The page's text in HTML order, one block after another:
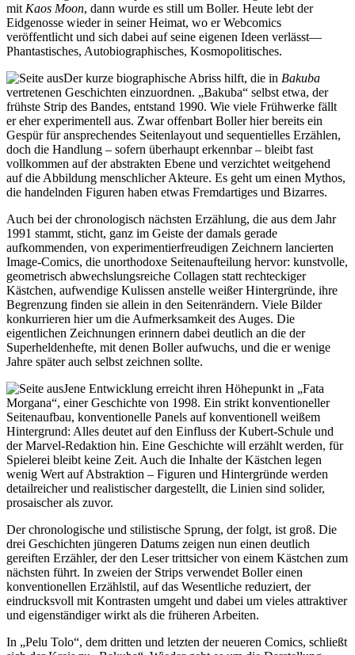
mit Kaos Moon, dann wurde es still um Boller. Heute lebt der
Eidgenosse wieder in seiner Heimat, wo er Webcomics
veröffentlicht und sich dabei auf seine eigenen Ideen verlässt—
Phantastisches, Autobiographisches, Kosmopolitisches.
Der kurze biographische Abriss hilft, die in Bakuba
vertretenen Geschichten einzuordnen. „Bakuba“ selbst etwa, der
frühste Strip des Bandes, entstand 1990. Wie viele Frühwerke fällt
er eher experimentell aus. Zwar offenbart Boller hier bereits ein
Gespür für ansprechendes Seitenlayout und sequentielles Erzählen,
doch die Handlung – sofern überhaupt erkennbar – bleibt fast
vollkommen auf der abstrakten Ebene und verzichtet weitgehend
auf die Abbildung menschlicher Akteure. Es geht um einen Mythos,
die handelnden Figuren haben etwas Fremdartiges und Bizarres.
Auch bei der chronologisch nächsten Erzählung, die aus dem Jahr
1991 stammt, sticht, ganz im Geiste der damals gerade
aufkommenden, von experimentierfreudigen Zeichnern lancierten
Image-Comics, die unorthodoxe Seitenaufteilung hervor: kunstvolle,
geometrisch abwechslungsreiche Collagen statt rechteckiger
Kästchen, aufwendige Kulissen anstelle weißer Hintergründe, ihre
Begrenzung finden sie allein in den Seitenrändern. Viele Bilder
konkurrieren hier um die Aufmerksamkeit des Auges. Die
eigentlichen Zeichnungen erinnern dabei deutlich an die der
Superheldenhefte, mit denen Boller aufwuchs, und die er wenige
Jahre später auch selbst zeichnen sollte.
Jene Entwicklung erreicht ihren Höhepunkt in „Fata
Morgana“, einer Geschichte von 1998. Ein strikt konventioneller
Seitenaufbau, konventionelle Panels auf konventionell weißem
Hintergrund: Alles deutet auf den Einfluss der Kubert-Schule und
der Marvel-Redaktion hin. Eine Geschichte will erzählt werden, für
Spielerei bleibt keine Zeit. Auch die Inhalte der Kästchen legen
wenig Wert auf Abstraktion – Figuren und Hintergründe werden
detailreicher und realistischer dargestellt, die Linien sind solider,
prosaischer als zuvor.
Der chronologische und stilistische Sprung, der folgt, ist groß. Die
drei Geschichten jüngeren Datums zeigen nun einen deutlich
gereiften Erzähler, der den Leser trittsicher von einem Kästchen zum
nächsten führt. In zweien der Strips verwendet Boller einen
konventionellen Erzählstil, auf das Wesentliche reduziert, der
eindrucksvoll mit Kontrasten umgeht und dabei um vieles attraktiver
und eigenständiger wirkt als die früheren Arbeiten.
In „Pelu Tolo“, dem dritten und letzten der neueren Comics, schließt